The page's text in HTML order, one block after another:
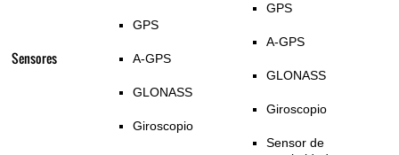
Sensores
GPS
A-GPS
GLONASS
Giroscopio
GPS
A-GPS
GLONASS
Giroscopio
Sensor de